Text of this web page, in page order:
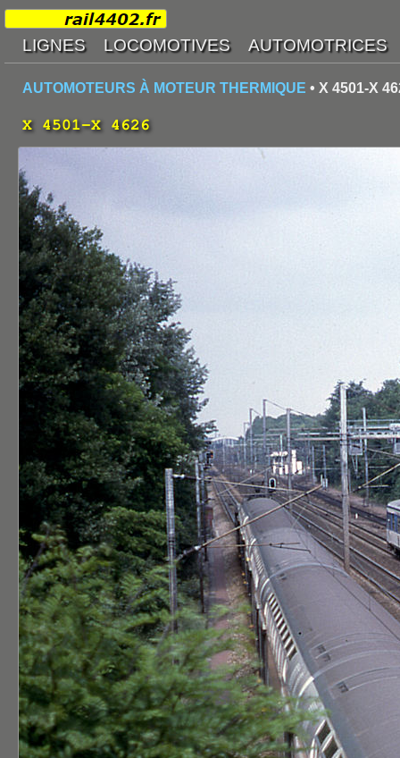
AUTOMOTEURS À MOTEUR THERMIQUE • X 4501-X
X 4501-X 4626